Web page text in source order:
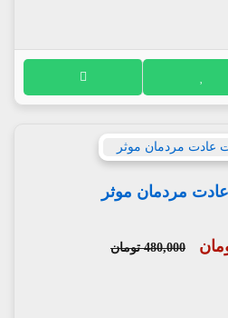
مردمان موثر
480,000 تومان